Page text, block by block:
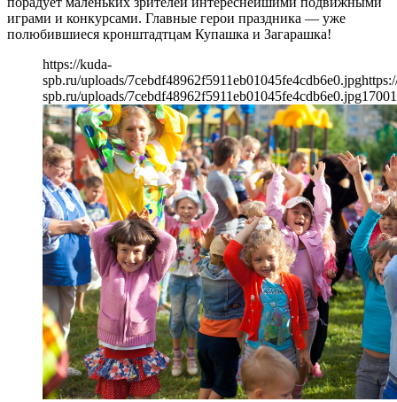
играми и конкурсами. Главные герои праздника — уже
полюбившиеся кронштадтцам Купашка и Загарашка!
https://kuda-
spb.ru/uploads/7cebdf48962f5911eb01045fe4cdb6e0.jpg
spb.ru/uploads/7cebdf48962f5911eb01045fe4cdb6e0.jpg1700